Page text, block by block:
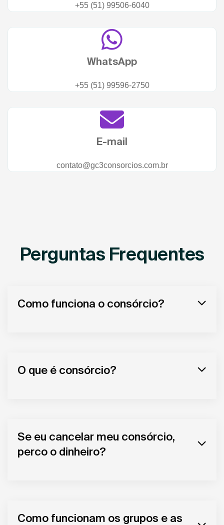
+55 (51) 99506-6040
WhatsApp
+55 (51) 99596-2750
E-mail
contato@gc3consorcios.com.br
Perguntas Frequentes
Como funciona o consórcio?
O que é consórcio?
Se eu cancelar meu consórcio,
perco o dinheiro?
Como funcionam os grupos e as